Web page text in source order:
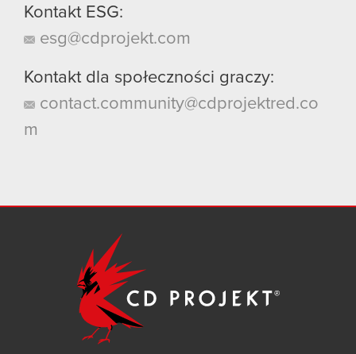
Kontakt ESG:
esg@cdprojekt.com
Kontakt dla społeczności graczy:
contact.community@cdprojektred.co
m